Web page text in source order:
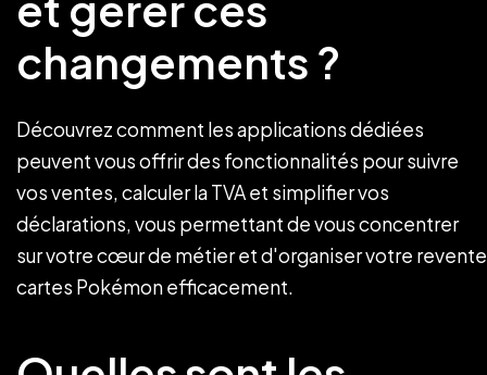
changements ?
Découvrez comment les applications dédiées
peuvent vous offrir des fonctionnalités pour suivre
vos ventes, calculer la TVA et simplifier vos
déclarations, vous permettant de vous concentrer
sur votre cœur de métier et d'organiser votre revente
cartes Pokémon efficacement.